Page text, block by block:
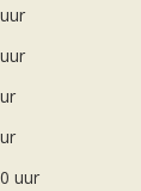
uur